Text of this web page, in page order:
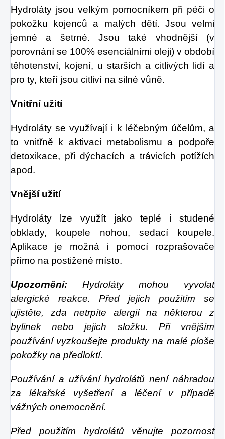
Hydroláty jsou velkým pomocníkem při péči o
pokožku kojenců a malých dětí. Jsou velmi
jemné a šetrné. Jsou také vhodnější (v
porovnání se 100% esenciálními oleji) v období
těhotenství, kojení, u starších a citlivých lidí a
pro ty, kteří jsou citliví na silné vůně.
Vnitřní užití
Hydroláty se využívají i k léčebným účelům, a
to vnitřně k aktivaci metabolismu a podpoře
detoxikace, při dýchacích a trávicích potížích
apod.
Vnější užití
Hydroláty lze využít jako teplé i studené
obklady, koupele nohou, sedací koupele.
Aplikace je možná i pomocí rozprašovače
přímo na postižené místo.
Upozornění: Hydroláty mohou vyvolat
alergické reakce. Před jejich použitím se
ujistěte, zda netrpíte alergií na některou z
bylinek nebo jejich složku. Při vnějším
používání vyzkoušejte produkty na malé ploše
pokožky na předloktí.
Používání a užívání hydrolátů není náhradou
za lékařské vyšetření a léčení v případě
vážných onemocnění.
Před použitím hydrolátů věnujte pozornost